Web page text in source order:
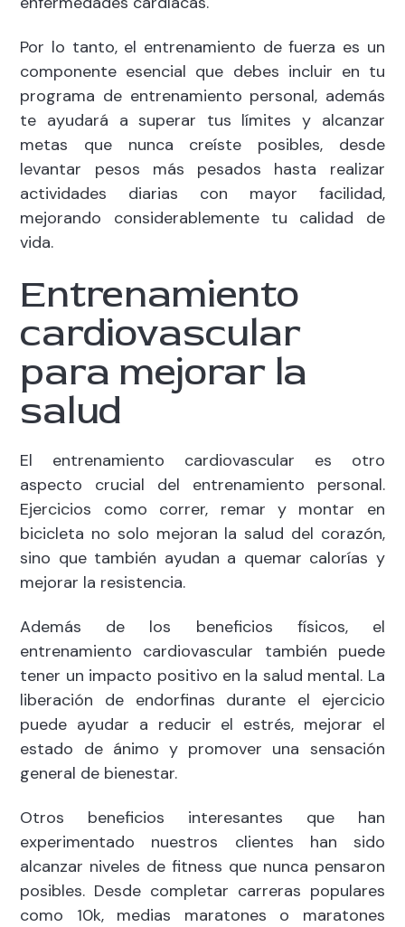
Por lo tanto, el entrenamiento de fuerza es un
componente esencial que debes incluir en tu
programa de entrenamiento personal, además
te ayudará a superar tus límites y alcanzar
metas que nunca creíste posibles, desde
levantar pesos más pesados hasta realizar
actividades diarias con mayor facilidad,
mejorando considerablemente tu calidad de
vida.
Entrenamiento
cardiovascular
para mejorar la
salud
El entrenamiento cardiovascular es otro
aspecto crucial del entrenamiento personal.
Ejercicios como correr, remar y montar en
bicicleta no solo mejoran la salud del corazón,
sino que también ayudan a quemar calorías y
mejorar la resistencia.
Además de los beneficios físicos, el
entrenamiento cardiovascular también puede
tener un impacto positivo en la salud mental. La
liberación de endorfinas durante el ejercicio
puede ayudar a reducir el estrés, mejorar el
estado de ánimo y promover una sensación
general de bienestar.
Otros beneficios interesantes que han
experimentado nuestros clientes han sido
alcanzar niveles de fitness que nunca pensaron
posibles. Desde completar carreras populares
como 10k, medias maratones o maratones